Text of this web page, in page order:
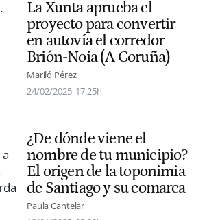
La Xunta aprueba el
proyecto para convertir
en autovía el corredor
Brión-Noia (A Coruña)
Mariló Pérez
24/02/2025 17:25h
¿De dónde viene el
nombre de tu municipio?
El origen de la toponimia
de Santiago y su comarca
Paula Cantelar